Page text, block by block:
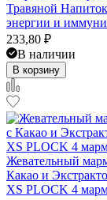
Травяной
энергии и
233,80 ₽
В наличии
В корзину
Жевательный
Какао и
XS PLOCK 4